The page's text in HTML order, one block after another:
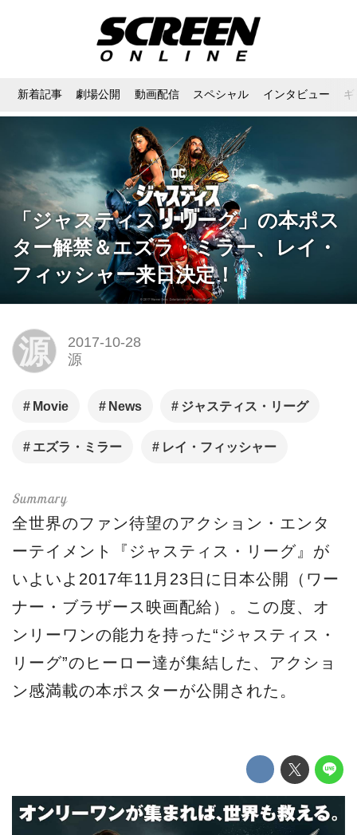
新着記事 劇場公開 動画配信 スペシャル インタビュー
「ジャスティス・リーグ」の本ポス
ター解禁＆エズラ・ミラー、レイ・
フィッシャー来日決定！
源
2017-10-28
源
Movie News ジャスティス・リーグ
エズラ・ミラー レイ・フィッシャー
全世界のファン待望のアクション・エンタ
ーテイメント『ジャスティス・リーグ』が
いよいよ2017年11月23日に日本公開（ワー
ナー・ブラザース映画配給）。この度、オ
ンリーワンの能力を持った“ジャスティス・
リーグ”のヒーロー達が集結した、アクショ
ン感満載の本ポスターが公開された。